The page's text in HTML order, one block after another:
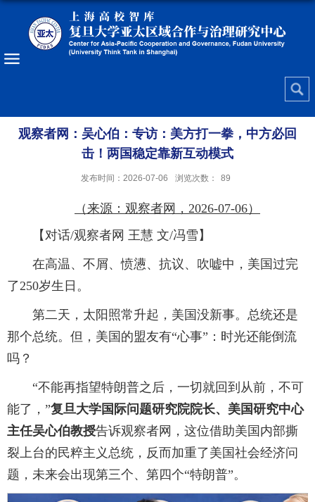
观察者网：吴心伯：专访：美方打一拳，中方必回
击！两国稳定靠新互动模式
发布时间：2026-07-06 浏览次数： 89
（来源：观察者网，2026-07-06）
【对话/观察者网 王慧 文/冯雪】
在高温、不屑、愤懑、抗议、吹嘘中，美国过完
了250岁生日。
第二天，太阳照常升起，美国没新事。总统还是
那个总统。但，美国的盟友有“心事”：时光还能倒流
吗？
“不能再指望特朗普之后，一切就回到从前，不可
能了，”复旦大学国际问题研究院院长、美国研究中心
主任吴心伯教授告诉观察者网，这位借助美国内部撕
裂上台的民粹主义总统，反而加重了美国社会经济问
题，未来会出现第三个、第四个“特朗普”。